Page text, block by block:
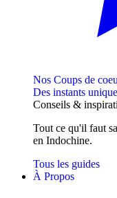
Nos Coups de
Des instants
Conseils &
Tout ce qu'il faut
en Indochine.
Tous les guides
À Propos